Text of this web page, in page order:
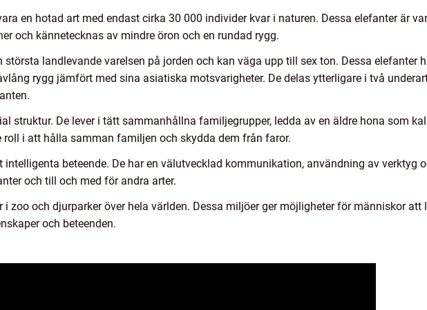
en hotad art med endast cirka 30 000 individer kvar i naturen. Dessa elefanter är
och kännetecknas av mindre öron och en rundad rygg.
största landlevande varelsen på jorden och kan väga upp till sex ton. Dessa elefanter
rygg jämfört med sina asiatiska motsvarigheter. De delas ytterligare i två
struktur. De lever i tätt sammanhållna familjegrupper, ledda av en äldre hona som
roll i att hålla samman familjen och skydda dem från faror.
beteende. De har en välutvecklad kommunikation, användning av verktyg
och till och med för andra arter.
i zoo och djurparker över hela världen. Dessa miljöer ger möjligheter för människor att
och beteenden.